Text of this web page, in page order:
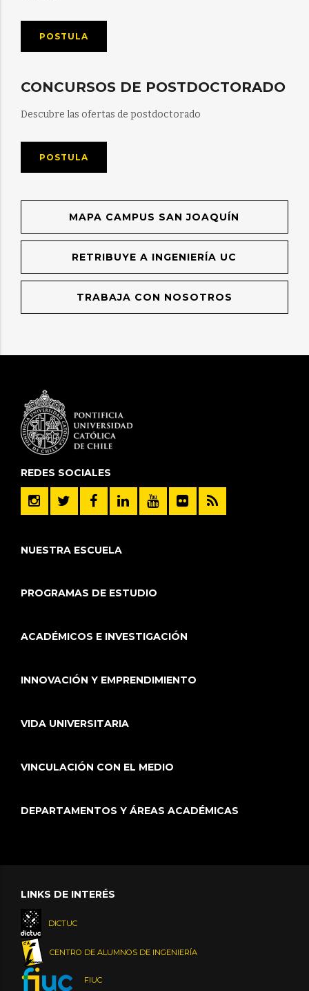
POSTULA
CONCURSOS DE POSTDOCTORADO
Descubre las ofertas de postdoctorado
POSTULA
MAPA CAMPUS SAN JOAQUÍN
RETRIBUYE A INGENIERÍA UC
TRABAJA CON NOSOTROS
REDES SOCIALES
NUESTRA ESCUELA
PROGRAMAS DE ESTUDIO
ACADÉMICOS E INVESTIGACIÓN
INNOVACIÓN Y EMPRENDIMIENTO
VIDA UNIVERSITARIA
VINCULACIÓN CON EL MEDIO
DEPARTAMENTOS Y ÁREAS ACADÉMICAS
LINKS DE INTERÉS
DICTUC
CENTRO DE ALUMNOS DE INGENIERÍA
FIUC